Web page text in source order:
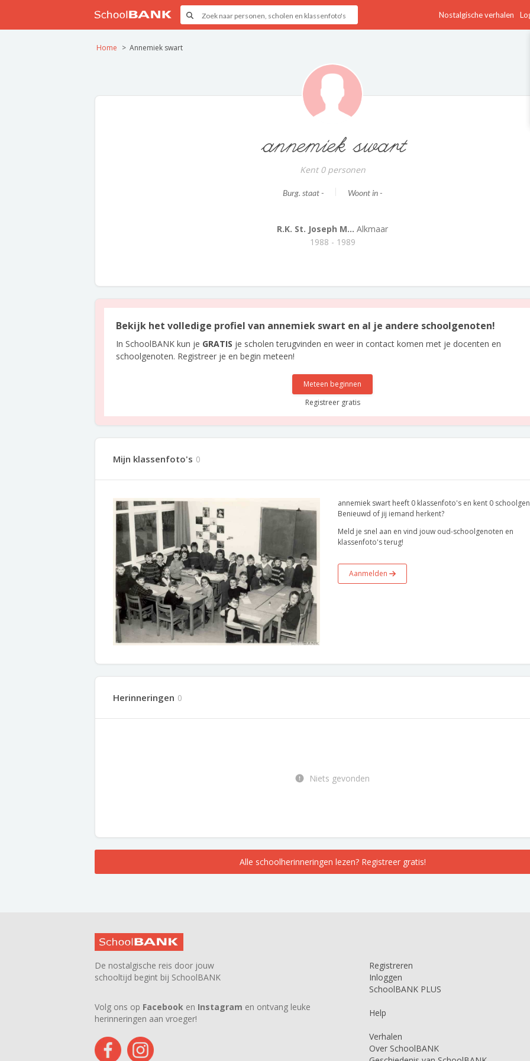
Nostalgische verhalen
Home Annemiek swart
annemiek swart
Kent 0 personen
Burg. staat - Woont in -
R.K. St. Joseph M... Alkmaar
1988 - 1989
Bekijk het volledige profiel van annemiek swart en al je andere schoolgenoten!
In SchoolBANK kun je GRATIS je scholen terugvinden en weer in contact komen met je docenten en
schoolgenoten. Registreer je en begin meteen!
Meteen beginnen
Registreer gratis
Mijn klassenfoto's 0
annemiek swart heeft 0 klassenfoto's en kent 0
Benieuwd of jij iemand herkent?
Meld je snel aan en vind jouw oud-schoolgenoten en
klassenfoto's terug!
Aanmelden
Herinneringen 0
Niets gevonden
Alle schoolherinneringen lezen? Registreer gratis!
De nostalgische reis door jouw
schooltijd begint bij SchoolBANK
Volg ons op Facebook en Instagram en ontvang leuke
herinneringen aan vroeger!
Registreren
Inloggen
SchoolBANK PLUS
Help
Verhalen
Over SchoolBANK